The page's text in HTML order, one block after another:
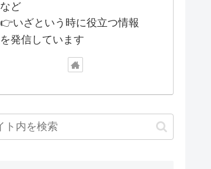
など
👉いざという時に役立つ情報
を発信しています